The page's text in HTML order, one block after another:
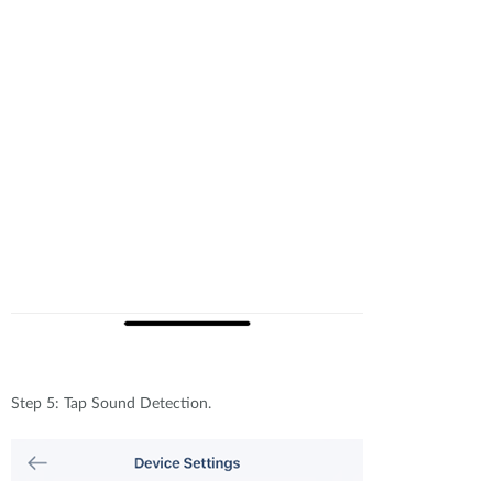
Step 5: Tap Sound Detection.